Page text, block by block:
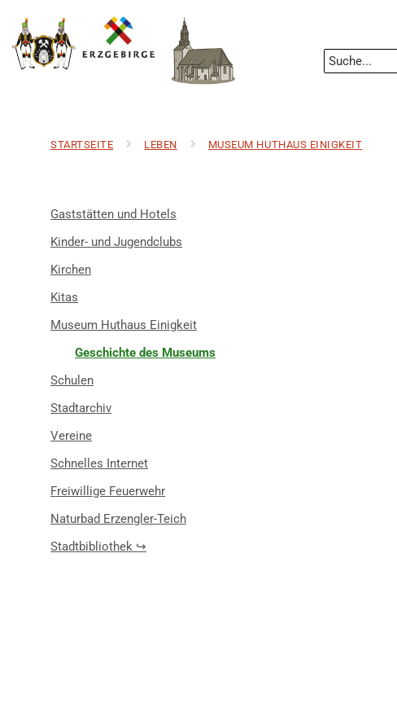
STARTSEITE LEBEN MUSEUM HUTHAUS EINIGKEIT
Gaststätten und Hotels
Kinder- und Jugendclubs
Kirchen
Kitas
Museum Huthaus Einigkeit
Geschichte des Museums
Schulen
Stadtarchiv
Vereine
Schnelles Internet
Freiwillige Feuerwehr
Naturbad Erzengler-Teich
Stadtbibliothek ↪